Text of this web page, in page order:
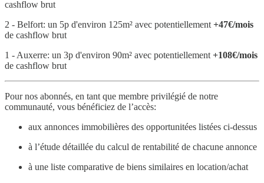
cashflow brut
2 - Belfort: un 5p d'environ 125m² avec potentiellement +47€/mois
de cashflow brut
1 - Auxerre: un 3p d'environ 90m² avec potentiellement +108€/mois
de cashflow brut
Pour nos abonnés, en tant que membre privilégié de notre
communauté, vous bénéficiez de l’accès:
aux annonces immobilières des opportunitées listées ci-dessus
à l’étude détaillée du calcul de rentabilité de chacune annonce
à une liste comparative de biens similaires en location/achat